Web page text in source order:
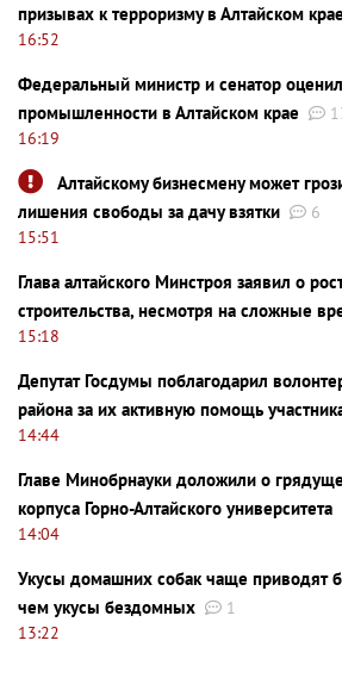
призывах к терроризму в Алтайском крае
16:52
Федеральный министр и сенатор
промышленности в Алтайском крае
16:19
Алтайскому бизнесмену может
лишения свободы за дачу взятки
6
15:51
Глава алтайского Минстроя заявил о
строительства, несмотря на сложные
15:18
Депутат Госдумы поблагодарил
района за их активную помощь
14:44
Главе Минобрнауки доложили о
корпуса Горно-Алтайского университета
14:04
Укусы домашних собак чаще приводят
чем укусы бездомных
1
13:22